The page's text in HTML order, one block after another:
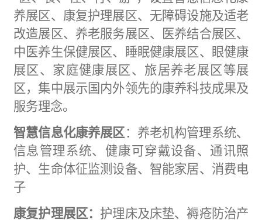
养展区、 康复护理展区、 无障碍设施及适老
改造展区、 养老服务展区、 医养结合展区、
中医养生保健展区、
睡眠健康展区、眼健康
展区、家庭健康展区、 旅居养老展区等展
区，集中展示国内外领先的康养科技成果及
服务理念。
智慧信息化康养展区：养老机构管理系统、
信息管理系统、健康可穿戴设备、通讯照
护、生命体征监测设备、智能家居、消费电
子
康复护理展区： 护理床及床垫、褥疮防治产